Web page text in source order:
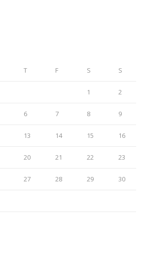
T F S S
1 2
6 7 8 9
13 14 15 16
20 21 22 23
27 28 29 30